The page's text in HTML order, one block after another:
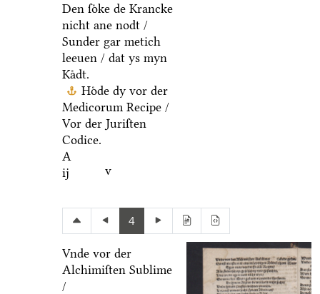
Den ſoͤke de Krancke
nicht ane nodt /
Sunder gar metich
leeuen / dat ys myn
Kaͤdt.
Hoͤde dy vor der
Medicorum Recipe /
Vor der Juriſten
Codice.
A
ij
v
4
Vnde vor der
Alchimiſten Sublime
/